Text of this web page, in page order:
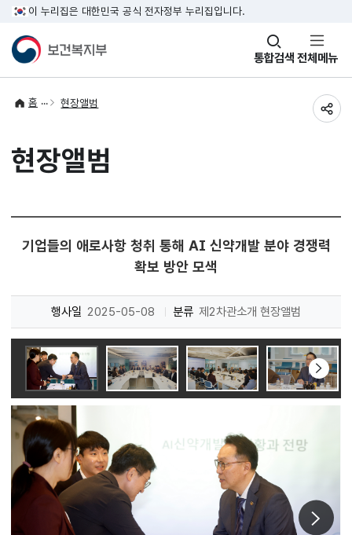
이 누리집은 대한민국 공식 전자정부 누리집입니다.
통합검색
창
열기 전체메뉴
홈 현장앨범
현장앨범
기업들의 애로사항 청취 통해 AI 신약개발 분야 경쟁력
확보 방안 모색
행사일 2025-05-08 분류 제2차관소개 현장앨범
다음
슬라
이동
다